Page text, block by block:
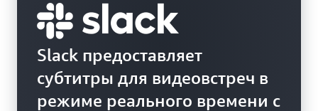
Slack предоставляет
субтитры для видеовстреч в
режиме реального времени с